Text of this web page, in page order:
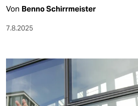
Von Benno Schirrmeister
7.8.2025